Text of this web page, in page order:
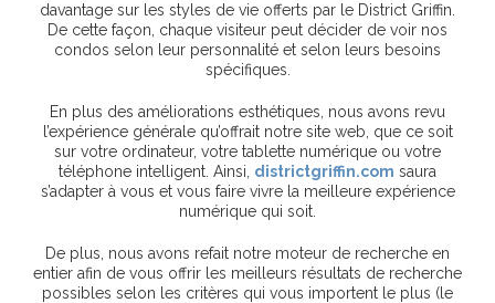
davantage sur les styles de vie offerts par le District Griffin.
De cette façon, chaque visiteur peut décider de voir nos
condos selon leur personnalité et selon leurs besoins
spécifiques.
En plus des améliorations esthétiques, nous avons revu
l’expérience générale qu’offrait notre site web, que ce soit
sur votre ordinateur, votre tablette numérique ou votre
téléphone intelligent. Ainsi, districtgriffin.com saura
s’adapter à vous et vous faire vivre la meilleure expérience
numérique qui soit.
De plus, nous avons refait notre moteur de recherche en
entier afin de vous offrir les meilleurs résultats de recherche
possibles selon les critères qui vous importent le plus (le